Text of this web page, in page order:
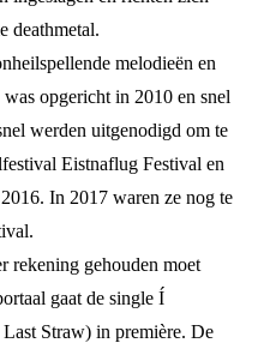
deathmetal.
melodieën en
opgericht in 2010 en snel
werden uitgenodigd om te
Eistnaflug Festival en
In 2017 waren ze nog te
rekening gehouden moet
gaat de single Í
Straw) in première. De